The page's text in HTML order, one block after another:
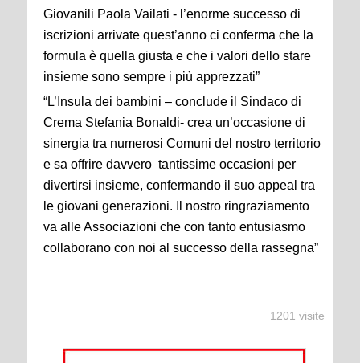
Giovanili Paola Vailati - l’enorme successo di
iscrizioni arrivate quest’anno ci conferma che la
formula è quella giusta e che i valori dello stare
insieme sono sempre i più apprezzati”
“L’Insula dei bambini – conclude il Sindaco di
Crema Stefania Bonaldi- crea un’occasione di
sinergia tra numerosi Comuni del nostro territorio
e sa offrire davvero tantissime occasioni per
divertirsi insieme, confermando il suo appeal tra
le giovani generazioni. Il nostro ringraziamento
va alle Associazioni che con tanto entusiasmo
collaborano con noi al successo della rassegna”
1201 visite